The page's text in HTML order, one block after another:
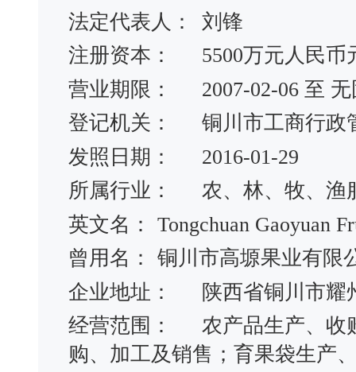
法定代表人：
刘锋
注册资本：
5500万元人民币
营业期限：
2007-02-06 至
登记机关：
铜川市工商行政
发照日期：
2016-01-29
所属行业：
农、林、牧、渔
英文名：
Tongchuan Gaoyuan
曾用名：
铜川市高塬果业有
企业地址：
陕西省铜川市耀
经营范围：
农产品生产、收
购、加工及销售；育果袋生产